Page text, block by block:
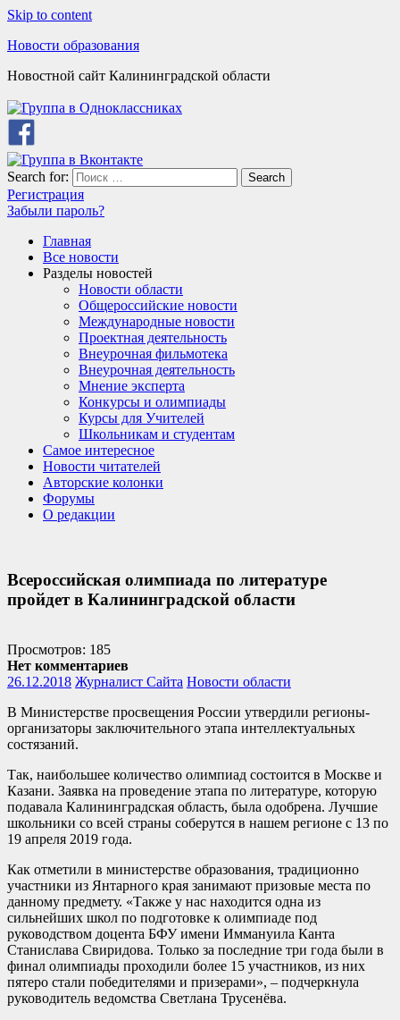
Skip to content
Новости образования
Новостной сайт Калининградской области
Search for: Search
Регистрация
Забыли пароль?
Главная
Все новости
Разделы новостей
Новости области
Общероссийские новости
Международные новости
Проектная деятельность
Внеурочная фильмотека
Внеурочная деятельность
Мнение эксперта
Конкурсы и олимпиады
Курсы для Учителей
Школьникам и студентам
Самое интересное
Новости читателей
Авторские колонки
Форумы
О редакции
Всероссийская олимпиада по литературе
пройдет в Калининградской области
Просмотров: 185
Нет комментариев
26.12.2018 Журналист Сайта Новости области
В Министерстве просвещения России утвердили регионы-
организаторы заключительного этапа интеллектуальных
состязаний.
Так, наибольшее количество олимпиад состоится в Москве и
Казани. Заявка на проведение этапа по литературе, которую
подавала Калининградская область, была одобрена. Лучшие
школьники со всей страны соберутся в нашем регионе с 13 по
19 апреля 2019 года.
Как отметили в министерстве образования, традиционно
участники из Янтарного края занимают призовые места по
данному предмету. «Также у нас находится одна из
сильнейших школ по подготовке к олимпиаде под
руководством доцента БФУ имени Иммануила Канта
Станислава Свиридова. Только за последние три года были в
финал олимпиады проходили более 15 участников, из них
пятеро стали победителями и призерами», – подчеркнула
руководитель ведомства Светлана Трусенёва.